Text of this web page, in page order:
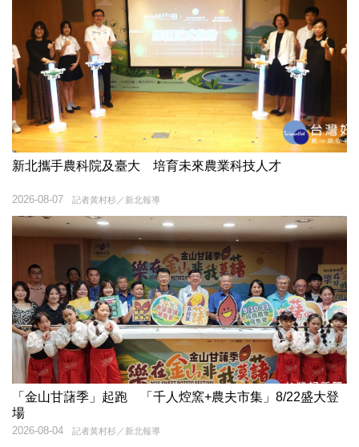
新北攜手農科院及臺大 培育未來農業科技人才
記者黃村杉／新北報導
2026-08-07
「金山甘藷季」起跑 「千人焢窯+農夫市集」8/22盛大登
場
記者黃村杉／新北報導
2026-08-04